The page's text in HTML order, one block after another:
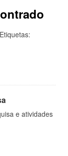
Etiquetas:
e atividades